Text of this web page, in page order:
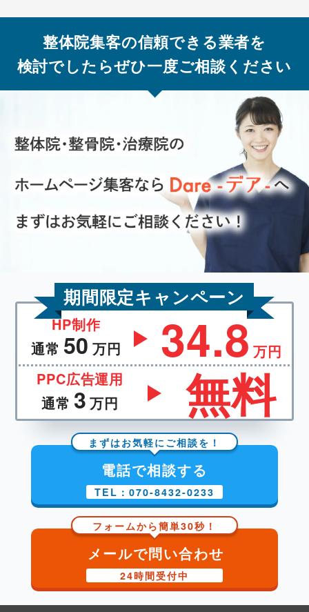
整体院集客の信頼できる業者を
検討でしたらぜひ一度ご相談ください
期間限定キャンペーン
HP制作
通常 50 万円 34.8万円
PPC広告運用
通常 3 万円 無料
まずはお気軽にご相談を！
電話で相談する
TEL：070-8432-0233
フォームから簡単30秒！
メールで問い合わせ
24時間受付中